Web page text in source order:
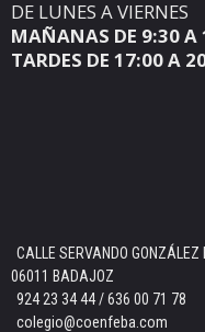
DE LUNES A VIERNES
MAÑANAS DE 9:30 A
TARDES DE 17:00 A
CALLE SERVANDO GONZÁLEZ
06011 BADAJOZ
924 23 34 44 / 636 00 71 78
colegio@coenfeba.com